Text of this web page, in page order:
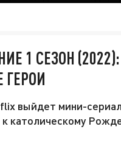
1 СЕЗОН
ГЕРОИ
выйдет мини-
католическому